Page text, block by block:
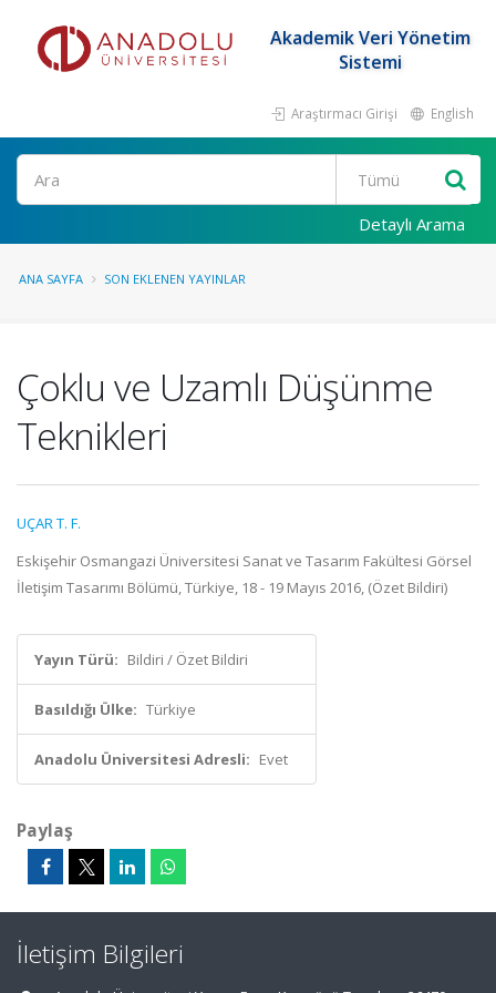
Akademik Veri Yönetim
Sistemi
Araştırmacı Girişi English
Ara
Detaylı Arama
ANA SAYFA SON EKLENEN YAYINLAR
Çoklu ve Uzamlı Düşünme
Teknikleri
UÇAR T. F.
Eskişehir Osmangazi Üniversitesi Sanat ve Tasarım Fakültesi Görsel
İletişim Tasarımı Bölümü, Türkiye, 18 - 19 Mayıs 2016, (Özet Bildiri)
Yayın Türü: Bildiri / Özet Bildiri
Basıldığı Ülke: Türkiye
Anadolu Üniversitesi Adresli: Evet
Paylaş
İletişim Bilgileri